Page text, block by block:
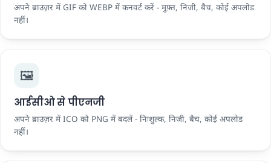
अपने ब्राउज़र में GIF को WEBP में कनवर्ट करें - मुफ़्त, निजी, बैच, कोई अपलोड
नहीं।
🖼️
आईसीओ से पीएनजी
अपने ब्राउज़र में ICO को PNG में बदलें - निःशुल्क, निजी, बैच, कोई अपलोड
नहीं।